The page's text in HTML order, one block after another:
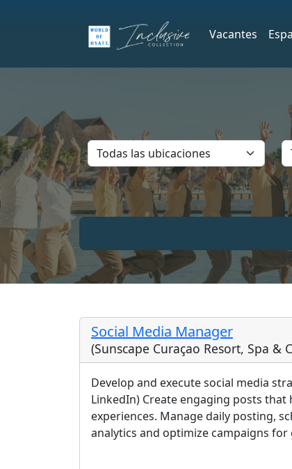
Vacantes
Social Media Manager
(Sunscape Curaçao Resort, Spa &
Develop and execute social media
LinkedIn) Create engaging posts
experiences. Manage daily posting,
analytics and optimize campaigns